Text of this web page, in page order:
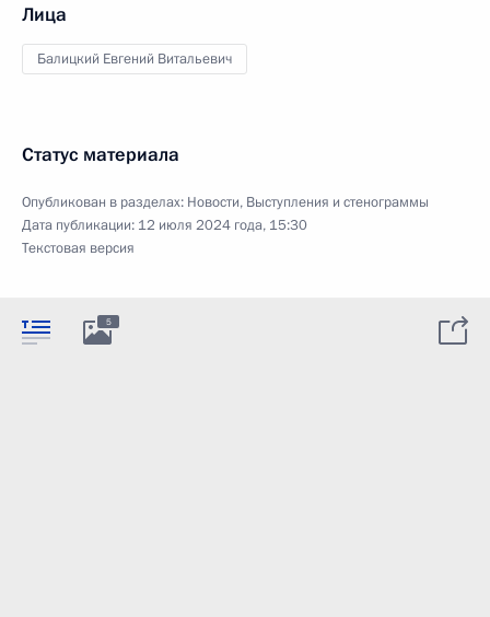
Лица
Балицкий Евгений Витальевич
Статус материала
Опубликован в разделах: Новости, Выступления и стенограммы
Дата публикации: 12 июля 2024 года, 15:30
Текстовая версия
5